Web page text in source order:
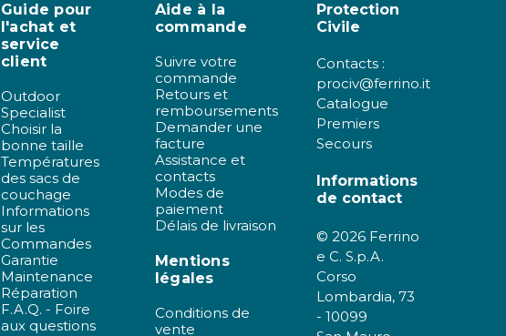
Guide pour
l'achat et
service
client
Outdoor
Specialist
Choisir la
bonne taille
Températures
des sacs de
couchage
Informations
sur les
Commandes
Garantie
Maintenance
Réparation
F.A.Q. - Foire
aux questions
Aide à la
commande
Suivre votre
commande
Retours et
remboursements
Demander une
facture
Assistance et
contacts
Modes de
paiement
Délais de livraison
Mentions
légales
Conditions de
vente
Protection
Civile
Contacts :
prociv@ferrino.it
Catalogue
Premiers
Secours
Informations
de contact
© 2026 Ferrino
e C. S.p.A.
Corso
Lombardia, 73
- 10099